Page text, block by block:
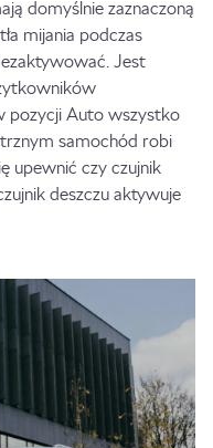
domyślnie zaznaczoną
mijania podczas
Jest
pozycji Auto wszystko
samochód robi
upewnić czy czujnik
deszczu aktywuje